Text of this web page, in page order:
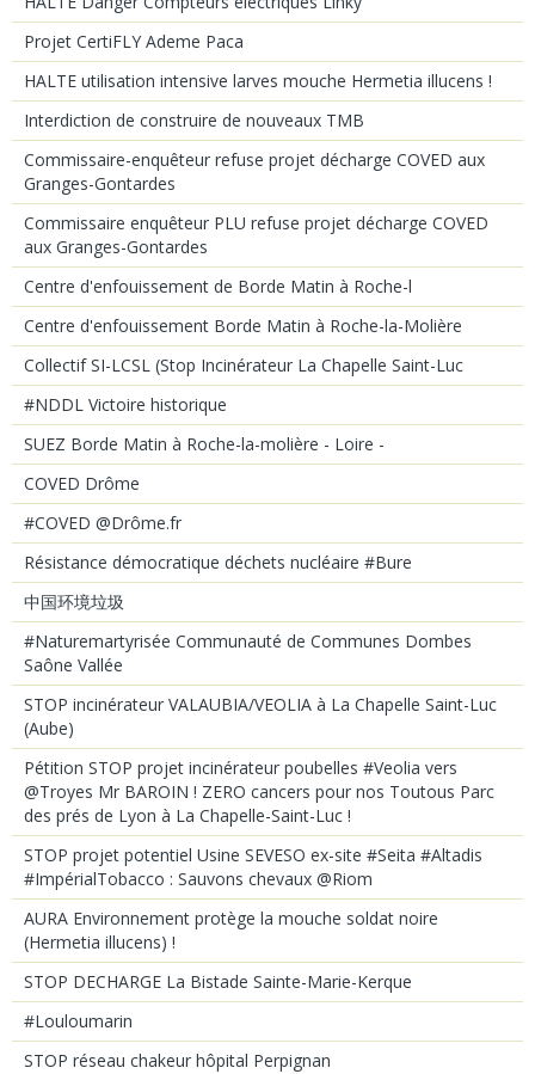
Projet CertiFLY Ademe Paca
HALTE utilisation intensive larves mouche Hermetia illucens !
Interdiction de construire de nouveaux TMB
Commissaire-enquêteur refuse projet décharge COVED aux
Granges-Gontardes
Commissaire enquêteur PLU refuse projet décharge COVED
aux Granges-Gontardes
Centre d'enfouissement de Borde Matin à Roche-l
Centre d'enfouissement Borde Matin à Roche-la-Molière
Collectif SI-LCSL (Stop Incinérateur La Chapelle Saint-Luc
#NDDL Victoire historique
SUEZ Borde Matin à Roche-la-molière - Loire -
COVED Drôme
#COVED @Drôme.fr
Résistance démocratique déchets nucléaire #Bure
中国环境垃圾
#Naturemartyrisée Communauté de Communes Dombes
Saône Vallée
STOP incinérateur VALAUBIA/VEOLIA à La Chapelle Saint-Luc
(Aube)
Pétition STOP projet incinérateur poubelles #Veolia vers
@Troyes Mr BAROIN ! ZERO cancers pour nos Toutous Parc
des prés de Lyon à La Chapelle-Saint-Luc !
STOP projet potentiel Usine SEVESO ex-site #Seita #Altadis
#ImpérialTobacco : Sauvons chevaux @Riom
AURA Environnement protège la mouche soldat noire
(Hermetia illucens) !
STOP DECHARGE La Bistade Sainte-Marie-Kerque
#Louloumarin
STOP réseau chakeur hôpital Perpignan